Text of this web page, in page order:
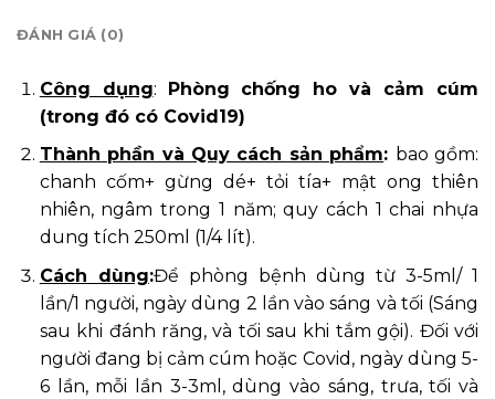
ĐÁNH GIÁ (0)
Công dụng: Phòng chống ho và cảm cúm
(trong đó có Covid19)
Thành phần và Quy cách sản phẩm: bao gồm:
chanh cốm+ gừng dé+ tỏi tía+ mật ong thiên
nhiên, ngâm trong 1 năm; quy cách 1 chai nhựa
dung tích 250ml (1/4 lít).
Cách dùng:Để phòng bệnh dùng từ 3-5ml/ 1
lần/1 người, ngày dùng 2 lần vào sáng và tối (Sáng
sau khi đánh răng, và tối sau khi tắm gội). Đối với
người đang bị cảm cúm hoặc Covid, ngày dùng 5-
6 lần, mỗi lần 3-3ml, dùng vào sáng, trưa, tối và